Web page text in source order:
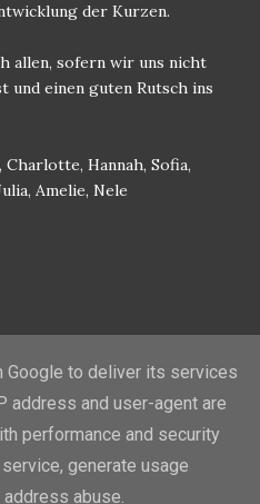
der Kurzen.
allen, sofern wir uns nicht
und einen guten Rutsch ins
Charlotte, Hannah, Sofia,
Amelie, Nele
by Blogger
to deliver its services
address and user-agent are
performance and security
generate usage
abuse.